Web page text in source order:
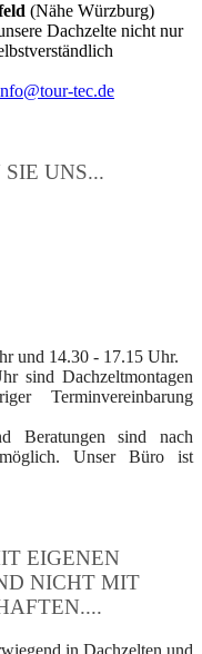
(Nähe Würzburg)
Dachzelte nicht nur
tec.de
SIE UNS...
und 14.30 - 17.15 Uhr.
sind Dachzeltmontagen
Terminvereinbarung
Beratungen sind nach
möglich. Unser Büro ist
EIGENEN
NICHT MIT
in Dachzelten und